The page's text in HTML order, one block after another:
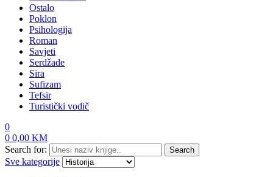
Ostalo
Poklon
Psihologija
Roman
Savjeti
Serdžade
Sira
Sufizam
Tefsir
Turistički vodič
0
0 0,00 KM
Search for:
Search
Sve kategorije